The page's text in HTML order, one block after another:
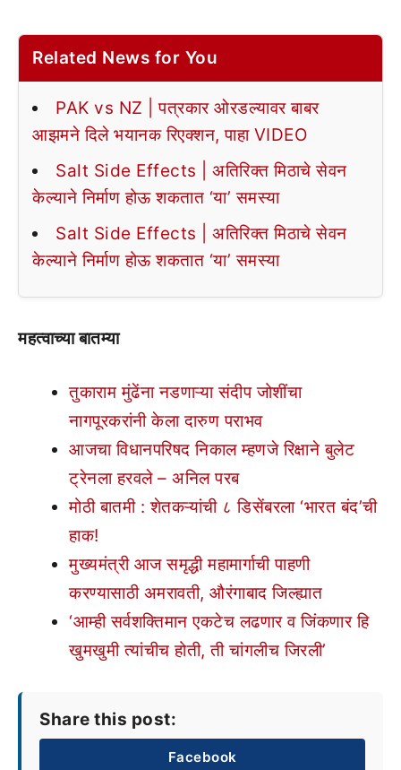
Related News for You
PAK vs NZ | पत्रकार ओरडल्यावर बाबर
आझमने दिले भयानक रिएक्शन, पाहा VIDEO
Salt Side Effects | अतिरिक्त मिठाचे सेवन
केल्याने निर्माण होऊ शकतात ‘या’ समस्या
Salt Side Effects | अतिरिक्त मिठाचे सेवन
केल्याने निर्माण होऊ शकतात ‘या’ समस्या
महत्वाच्या बातम्या
तुकाराम मुंढेंना नडणाऱ्या संदीप जोशींचा
नागपूरकरांनी केला दारुण पराभव
आजचा विधानपरिषद निकाल म्हणजे रिक्षाने बुलेट
ट्रेनला हरवले – अनिल परब
मोठी बातमी : शेतकऱ्यांची ८ डिसेंबरला ‘भारत बंद’ची
हाक!
मुख्यमंत्री आज समृद्धी महामार्गाची पाहणी
करण्यासाठी अमरावती, औरंगाबाद जिल्ह्यात
‘आम्ही सर्वशक्तिमान एकटेच लढणार व जिंकणार हि
खुमखुमी त्यांचीच होती, ती चांगलीच जिरली’
Share this post:
Facebook